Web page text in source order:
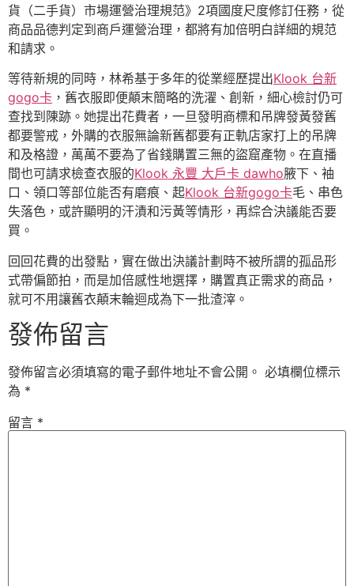
貨（二手貨）市場運營治理規范》2項國度尺度修訂任務，從
商品品德判定到商戶運營治理，都將有加倍明白詳細的規范
和請求。
等待新規的同時，林希基于多年的從業經歷提出Klook 台新
gogo卡 ，舊衣服即便顛末簡略的洗濯、創新，細心檢討仍可
查找到陳跡。她提出花費者，一旦發明商標和吊牌發黃發舊
都要警戒，外購的衣服無論新舊都要有正軌店家打上的吊牌
和及格證，萬萬不要為了省錢購置三無的盜窟產物。在直播
間也可請求檢查衣服的Klook 永豐 大戶卡 dawho腋下、袖
口、領口等部位能否有磨痕、起Klook 台新gogo卡毛、串色
失落色，或許顯明的汗漬和污黃等情形，再綜合決議能否要
買。
回回花費的出發點，實在做出決議計劃時不被所謂的孤品形
式帶偏節拍，而是加倍感性地選擇，購置真正需求的商品，
就可不用讓舊衣顛末輪迴成為下一批渣滓。
發佈留言
發佈留言必須填寫的電子郵件地址不會公開。 必填欄位標示
為 *
留言 *